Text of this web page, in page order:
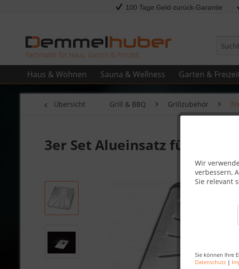
100 Tage Geld-zurück-Garantie
Fachmarkt für Haus, Garten & Freizeit
Haus & Wohnen Sauna & Wellness Garten &
Wir
verbessern,
Sie relevant
Sie können Ihre
Datenschutz |
Übersicht Grill & BBQ Grillzubehör
3er Set Alueinsatz für